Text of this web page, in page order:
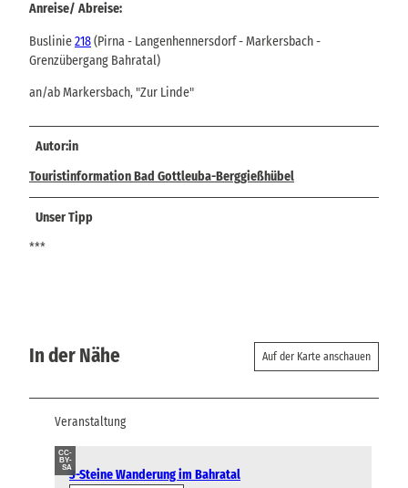
Anreise/ Abreise:
Buslinie218(Pirna - Langenhennersdorf - Markersbach -
Grenzübergang Bahratal)
an/ab Markersbach, "Zur Linde"
Autor:in
Touristinformation Bad Gottleuba-Berggießhübel
Unser Tipp
***
In der Nähe Auf der Karte anschauen
Veranstaltung
CC-
BY-
SA3-Steine Wanderung im Bahratal